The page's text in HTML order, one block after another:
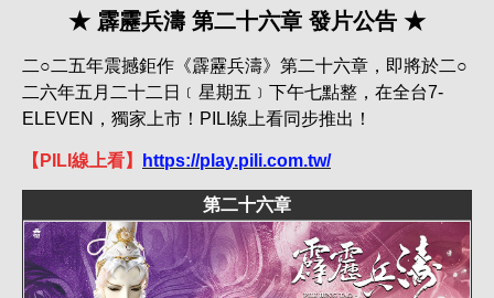
★ 霹靂兵濤 第二十六章 發片公告 ★
二○二五年震撼鉅作《霹靂兵濤》第二十六章，即將於二○
二六年五月二十二日﹝星期五﹞下午七點整，在全台7-
ELEVEN，獨家上市！PILI線上看同步推出！
【PILI線上看】 https://play.pili.com.tw/
第二十六章